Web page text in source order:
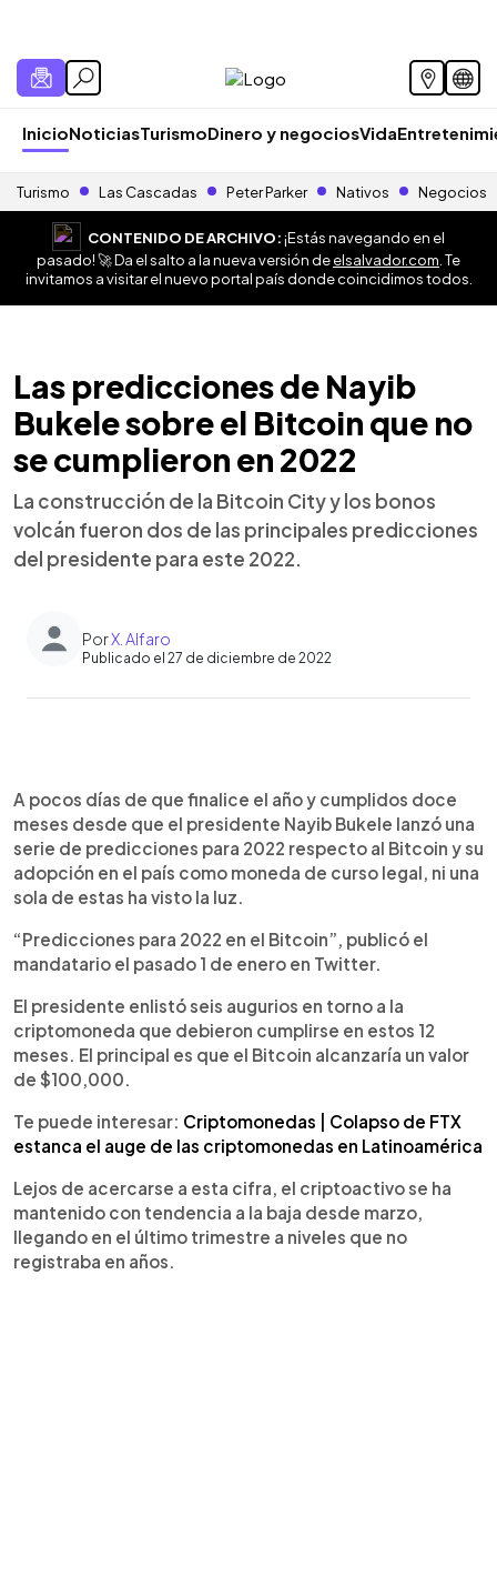
InicioNoticiasTurismoDinero y negociosVida
Turismo Las Cascadas Peter Parker Nativos Negocios
CONTENIDO DE ARCHIVO:¡Estás navegando en el
pasado! 🚀 Da el salto a la nueva versión deelsalvador.com . Te
invitamos a visitar el nuevo portal país donde coincidimos todos.
Las predicciones de Nayib
Bukele sobre el Bitcoin que no
se cumplieron en 2022
La construcción de la Bitcoin City y los bonos
volcán fueron dos de las principales predicciones
del presidente para este 2022.
PorX. Alfaro
Publicado el 27 de diciembre de 2022
Escuchar artículo
A pocos días de que finalice el año y cumplidos doce
meses desde que el presidente Nayib Bukele lanzó una
serie de predicciones para 2022 respecto al Bitcoin y su
adopción en el país como moneda de curso legal, ni una
sola de estas ha visto la luz.
“Predicciones para 2022 en el Bitcoin”, publicó el
mandatario el pasado 1 de enero en Twitter.
El presidente enlistó seis augurios en torno a la
criptomoneda que debieron cumplirse en estos 12
meses. El principal es que el Bitcoin alcanzaría un valor
de $100,000.
Te puede interesar: Criptomonedas | Colapso de FTX
estanca el auge de las criptomonedas en Latinoamérica
Lejos de acercarse a esta cifra, el criptoactivo se ha
mantenido con tendencia a la baja desde marzo,
llegando en el último trimestre a niveles que no
registraba en años.